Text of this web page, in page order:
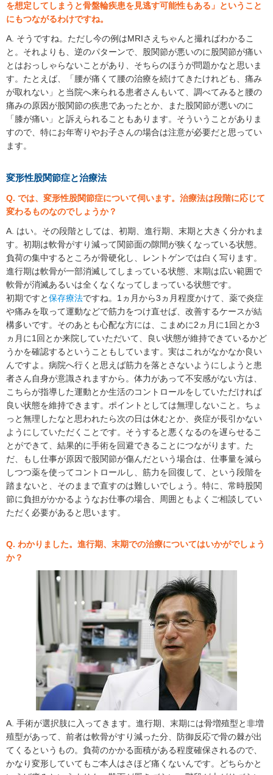
を想定してしまうと骨盤輪疾患を見逃す可能性もある」ということ
にもつながるわけですね。
A. そうですね。ただし今の例はMRIさえちゃんと撮ればわかるこ
と。それよりも、逆のパターンで、股関節が悪いのに股関節が痛い
とはおっしゃらないことがあり、そちらのほうが問題かなと思いま
す。たとえば、「腰が痛くて腰の治療を続けてきたけれども、痛み
が取れない」と当院へ来られる患者さんもいて、調べてみると腰の
痛みの原因が股関節の疾患であったとか、また股関節が悪いのに
「膝が痛い」と訴えられることもあります。そういうことがありま
すので、特にお年寄りやお子さんの場合は注意が必要だと思ってい
ます。
変形性股関節症と治療法
Q. では、変形性股関節症について伺います。治療法は段階に応じて
変わるものなのでしょうか？
A. はい。その段階としては、初期、進行期、末期と大きく分かれま
す。初期は軟骨がすり減って関節面の隙間が狭くなっている状態。
負荷の集中するところが骨硬化し、レントゲンでは白く写ります。
進行期は軟骨が一部消滅してしまっている状態、末期は広い範囲で
軟骨が消滅あるいは全くなくなってしまっている状態です。
初期ですと保存療法ですね。1ヵ月から3ヵ月程度かけて、薬で炎症
や痛みを取って運動などで筋力をつけ直せば、改善するケースが結
構多いです。そのあとも心配な方には、こまめに2ヵ月に1回とか3
ヵ月に1回とか来院していただいて、良い状態が維持できているかど
うかを確認するということもしています。実はこれがなかなか良い
んですよ。病院へ行くと思えば筋力を落とさないようにしようと患
者さん自身が意識されますから。体力があって不安感がない方は、
こちらが指導した運動とか生活のコントロールをしていただければ
良い状態を維持できます。ポイントとしては無理しないこと。ちょ
っと無理したなと思われたら次の日は休むとか、炎症が長引かない
ようにしていただくことです。そうすると悪くなるのを遅らせるこ
とができて、結果的に手術を回避できることにつながります。た
だ、もし仕事が原因で股関節が傷んだという場合は、仕事量を減ら
しつつ薬を使ってコントロールし、筋力を回復して、という段階を
踏まないと、そのままで直すのは難しいでしょう。特に、常時股関
節に負担がかかるようなお仕事の場合、周囲ともよくご相談してい
ただく必要があると思います。
Q. わかりました。進行期、末期での治療についてはいかがでしょう
か？
A. 手術が選択肢に入ってきます。進行期、末期には骨増殖型と非増
殖型があって、前者は軟骨がすり減った分、防御反応で骨の棘が出
てくるというもの。負荷のかかる面積がある程度確保されるので、
かなり変形していてもご本人はさほど痛くないんです。どちらかと